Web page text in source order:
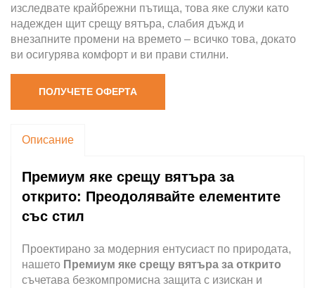
изследвате крайбрежни пътища, това яке служи като
надежден щит срещу вятъра, слабия дъжд и
внезапните промени на времето – всичко това, докато
ви осигурява комфорт и ви прави стилни.
ПОЛУЧЕТЕ ОФЕРТА
Описание
Премиум яке срещу вятъра за
открито: Преодолявайте елементите
със стил
Проектирано за модерния ентусиаст по природата,
нашето Премиум яке срещу вятъра за открито
съчетава безкомпромисна защита с изискан и